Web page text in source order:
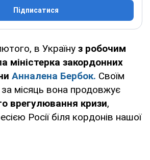
Підписатися
в Україну з робочим
міністерка закордонних
Анналена Бербок. Своїм
місяць вона продовжує
врегулювання кризи,
Росії біля кордонів нашої